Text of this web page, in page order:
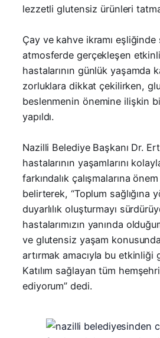
lezzetli glutensiz ürünleri
Çay ve kahve ikramı
atmosferde gerçekleşen
hastalarının günlük yaşamda
zorluklara dikkat çekilirken,
beslenmenin önemine ilişkin
yapıldı.
Nazilli Belediye Başkanı Dr.
hastalarının yaşamlarını
farkındalık çalışmalarına
belirterek, “Toplum sağlığına
duyarlılık oluşturmayı
hastalarımızın yanında
ve glutensiz yaşam konusunda
artırmak amacıyla bu etkinliği
Katılım sağlayan tüm
ediyorum” dedi.